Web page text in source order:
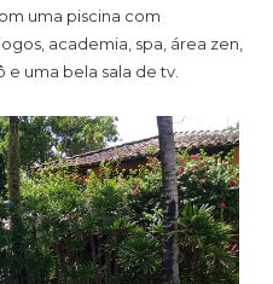
uma piscina com
academia, spa, área zen,
e uma bela sala de tv.